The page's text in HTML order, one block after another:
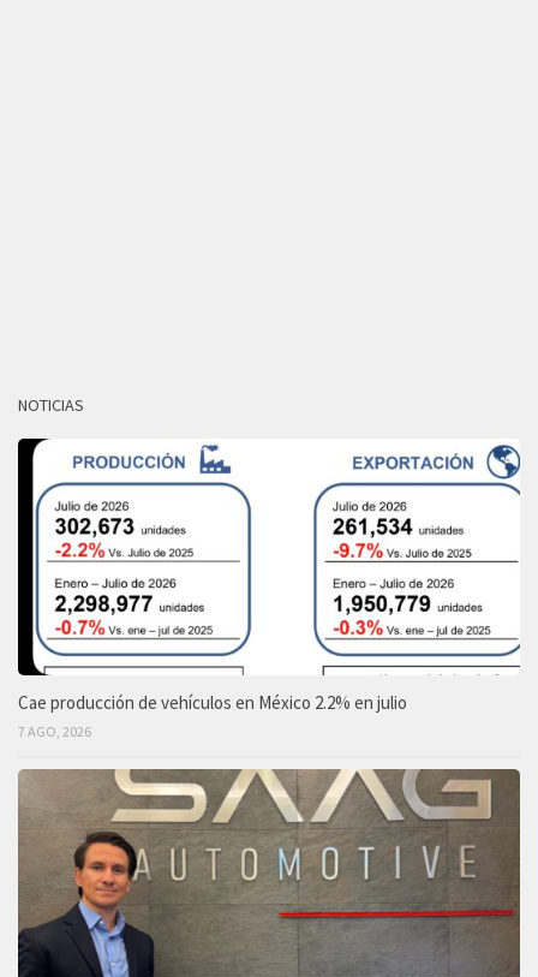
NOTICIAS
Cae producción de vehículos en México 2.2% en julio
7 AGO, 2026